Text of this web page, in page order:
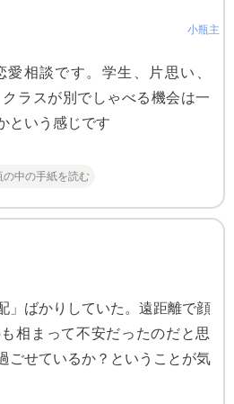
小瓶主
相談です。学生、片思い、
ラスが別でしゃべる機会は一
という感じです
の中の手紙を読む
」ばかりしていた。遠距離で顔
相まって不安だったのだと思
ごせているか？ということが気